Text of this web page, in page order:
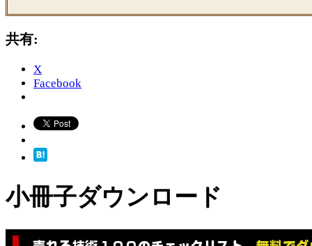
共有:
X
Facebook
小冊子ダウンロード